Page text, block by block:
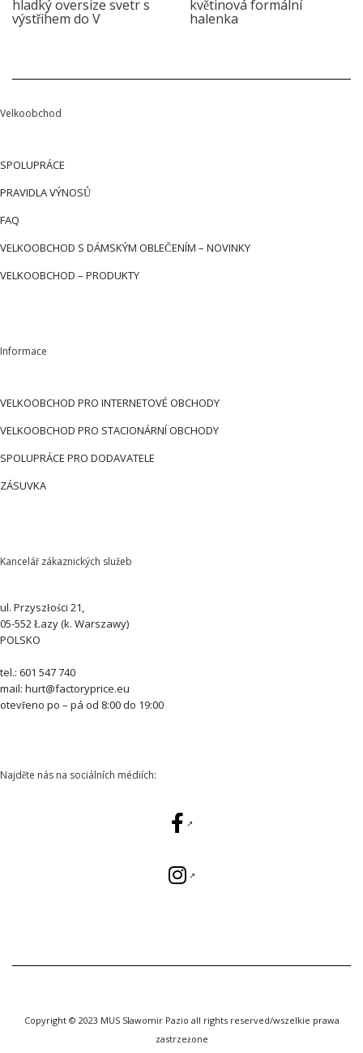
hladký oversize svetr s
výstřihem do V
květinová formální
halenka
Velkoobchod
SPOLUPRÁCE
PRAVIDLA VÝNOSŮ
FAQ
VELKOOBCHOD S DÁMSKÝM OBLEČENÍM – NOVINKY
VELKOOBCHOD – PRODUKTY
Informace
VELKOOBCHOD PRO INTERNETOVÉ OBCHODY
VELKOOBCHOD PRO STACIONÁRNÍ OBCHODY
SPOLUPRÁCE PRO DODAVATELE
ZÁSUVKA
Kancelář zákaznických služeb
ul. Przyszłości 21,
05-552 Łazy (k. Warszawy)
POLSKO
tel.: 601 547 740
mail: hurt@factoryprice.eu
otevřeno po – pá od 8:00 do 19:00
Najděte nás na sociálních médiích:
Copyright © 2023 MUS Sławomir Pazio all rights reserved/wszelkie prawa
zastrzeżone